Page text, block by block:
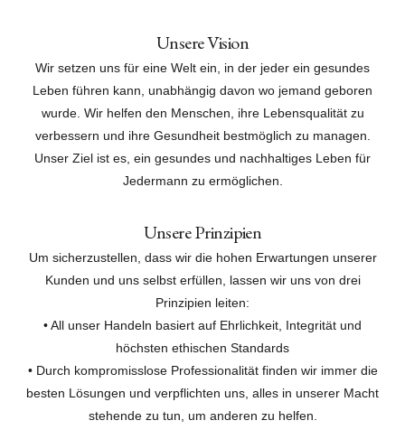
Unsere Vision
Wir setzen uns für eine Welt ein, in der jeder ein gesundes
Leben führen kann, unabhängig davon wo jemand geboren
wurde. Wir helfen den Menschen, ihre Lebensqualität zu
verbessern und ihre Gesundheit bestmöglich zu managen.
Unser Ziel ist es, ein gesundes und nachhaltiges Leben für
Jedermann zu ermöglichen.
Unsere Prinzipien
Um sicherzustellen, dass wir die hohen Erwartungen unserer
Kunden und uns selbst erfüllen, lassen wir uns von drei
Prinzipien leiten:
• All unser Handeln basiert auf Ehrlichkeit, Integrität und
höchsten ethischen Standards
• Durch kompromisslose Professionalität finden wir immer die
besten Lösungen und verpflichten uns, alles in unserer Macht
stehende zu tun, um anderen zu helfen.